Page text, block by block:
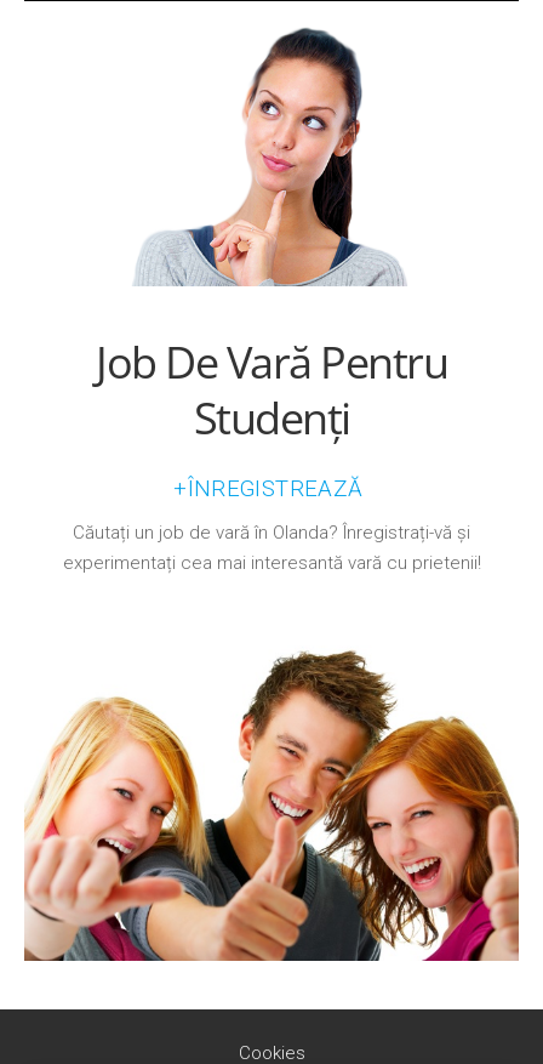
Job De Vară Pentru
Studenți
+ÎNREGISTREAZĂ
Căutați un job de vară în Olanda? Înregistrați-vă și
experimentați cea mai interesantă vară cu prietenii!
Cookies